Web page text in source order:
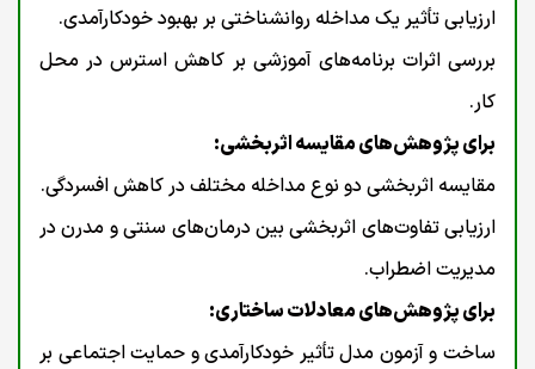
ارزیابی تأثیر یک مداخله روانشناختی بر بهبود خودکارآمدی.
بررسی اثرات برنامه‌های آموزشی بر کاهش استرس در محل
کار.
برای پژوهش‌های مقایسه اثربخشی:
مقایسه اثربخشی دو نوع مداخله مختلف در کاهش افسردگی.
ارزیابی تفاوت‌های اثربخشی بین درمان‌های سنتی و مدرن در
مدیریت اضطراب.
برای پژوهش‌های معادلات ساختاری:
ساخت و آزمون مدل تأثیر خودکارآمدی و حمایت اجتماعی بر